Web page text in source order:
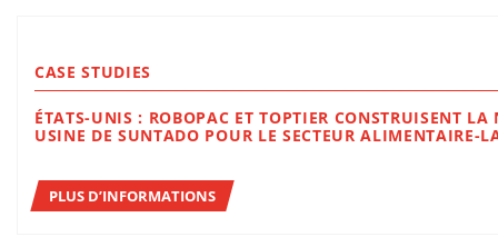
CASE STUDIES
ÉTATS-UNIS : ROBOPAC ET TOPTIER CONSTRUISENT LA
USINE DE SUNTADO POUR LE SECTEUR ALIMENTAIRE-
PLUS D’INFORMATIONS